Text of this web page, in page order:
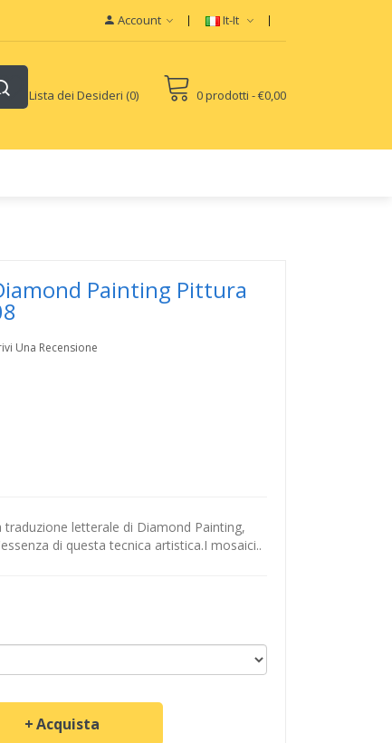
Account It-It
Lista dei Desideri (0) 0 prodotti - €0,00
Painting Pittura
Una Recensione
letterale di Diamond Painting,
di questa tecnica artistica.I mosaici..
Acquista